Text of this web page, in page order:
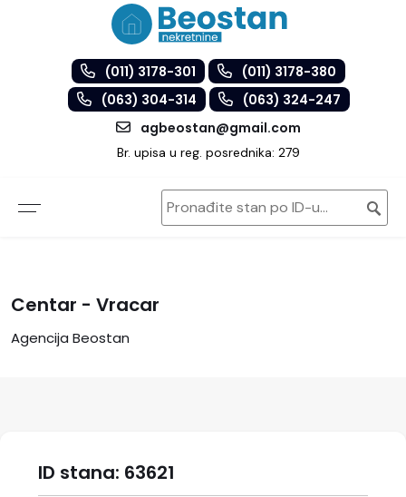
(011) 3178-301
(011) 3178-380
(063) 304-314
(063) 324-247
agbeostan@gmail.com
Br. upisa u reg. posrednika: 279
Centar - Vracar
Agencija Beostan
ID stana: 63621